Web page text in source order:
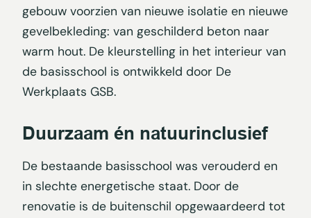
gebouw voorzien van nieuwe isolatie en nieuwe
gevelbekleding: van geschilderd beton naar
warm hout. De kleurstelling in het interieur van
de basisschool is ontwikkeld door De
Werkplaats GSB.
Duurzaam én natuurinclusief
De bestaande basisschool was verouderd en
in slechte energetische staat. Door de
renovatie is de buitenschil opgewaardeerd tot